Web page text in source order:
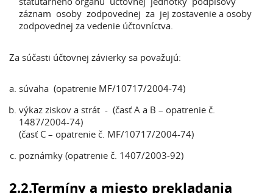
záznam osoby zodpovednej za jej zostavenie a osoby
zodpovednej za vedenie účtovníctva.
Za súčasti účtovnej závierky sa považujú:
súvaha (opatrenie MF/10717/2004-74)
výkaz ziskov a strát - (časť A a B – opatrenie č.
1487/2004-74)
(časť C – opatrenie č. MF/10717/2004-74)
poznámky (opatrenie č. 1407/2003-92)
2.2.Termíny a miesto prekladania